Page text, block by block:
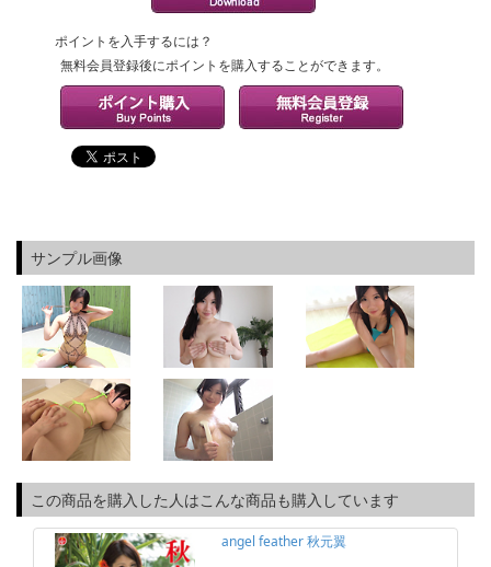
ポイントを入手するには？
無料会員登録後にポイントを購入することができます。
サンプル画像
この商品を購入した人はこんな商品も購入しています
angel feather 秋元翼